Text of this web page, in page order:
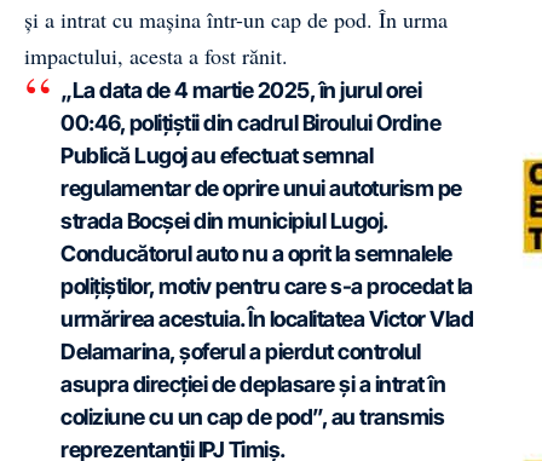
și a intrat cu mașina într-un cap de pod. În urma
impactului, acesta a fost rănit.
„La data de 4 martie 2025, în jurul orei
00:46, polițiștii din cadrul Biroului Ordine
Publică Lugoj au efectuat semnal
regulamentar de oprire unui autoturism pe
strada Bocșei din municipiul Lugoj.
Conducătorul auto nu a oprit la semnalele
polițiștilor, motiv pentru care s-a procedat la
urmărirea acestuia. În localitatea Victor Vlad
Delamarina, șoferul a pierdut controlul
asupra direcției de deplasare și a intrat în
coliziune cu un cap de pod”, au transmis
reprezentanții IPJ Timiș.